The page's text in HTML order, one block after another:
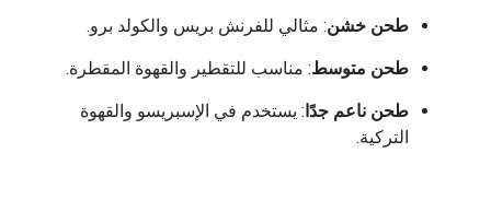
طحن خشن: مثالي للفرنش بريس والكولد برو.
طحن متوسط: مناسب للتقطير والقهوة المقطرة.
طحن ناعم جدًا: يستخدم في الإسبريسو والقهوة
التركية.